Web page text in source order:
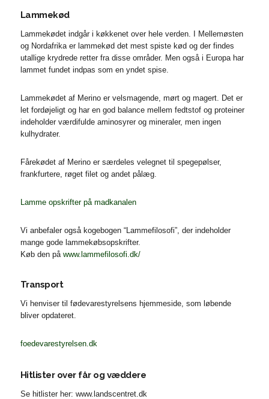
Lammekød
Lammekødet indgår i køkkenet over hele verden. I Mellemøsten
og Nordafrika er lammekød det mest spiste kød og der findes
utallige krydrede retter fra disse områder. Men også i Europa har
lammet fundet indpas som en yndet spise.
Lammekødet af Merino er velsmagende, mørt og magert. Det er
let fordøjeligt og har en god balance mellem fedtstof og proteiner
indeholder værdifulde aminosyrer og mineraler, men ingen
kulhydrater.
Fårekødet af Merino er særdeles velegnet til spegepølser,
frankfurtere, røget filet og andet pålæg.
Lamme opskrifter på madkanalen
Vi anbefaler også kogebogen “Lammefilosofi”, der indeholder
mange gode lammekøbsopskrifter.
Køb den på www.lammefilosofi.dk/
Transport
Vi henviser til fødevarestyrelsens hjemmeside, som løbende
bliver opdateret.
foedevarestyrelsen.dk
Hitlister over får og væddere
Se hitlister her: www.landscentret.dk